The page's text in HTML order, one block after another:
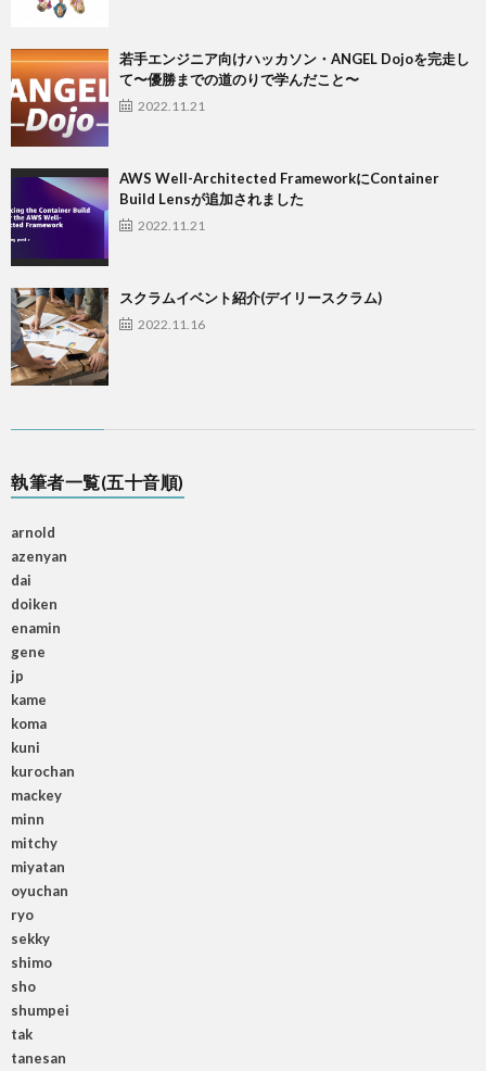
若手エンジニア向けハッカソン・ANGEL Dojoを完走し
て〜優勝までの道のりで学んだこと〜
2022.11.21
AWS Well-Architected FrameworkにContainer
Build Lensが追加されました
2022.11.21
スクラムイベント紹介(デイリースクラム)
2022.11.16
執筆者一覧(五十音順)
arnold
azenyan
dai
doiken
enamin
gene
jp
kame
koma
kuni
kurochan
mackey
minn
mitchy
miyatan
oyuchan
ryo
sekky
shimo
sho
shumpei
tak
tanesan